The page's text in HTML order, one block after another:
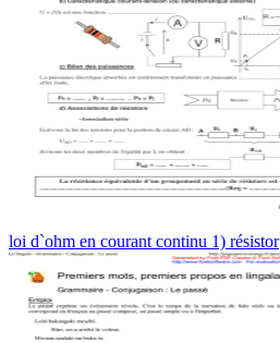
loi d`ohm en courant continu 1) résistor